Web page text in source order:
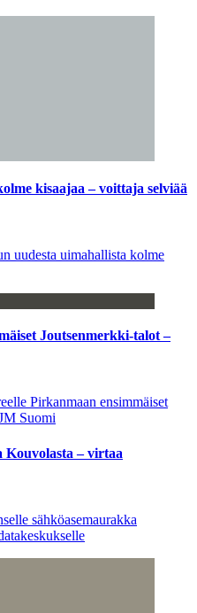
kisaajaa – voittaja selviää
uudesta uimahallista kolme
Joutsenmerkki-talot –
Pirkanmaan ensimmäiset
Suomi
Kouvolasta – virtaa
sähköasemaurakka